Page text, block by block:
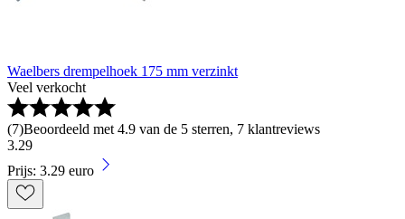
Waelbers drempelhoek 175 mm verzinkt
Veel verkocht
(7)Beoordeeld met 4.9 van de 5 sterren, 7 klantreviews
3.29
Prijs: 3.29 euro